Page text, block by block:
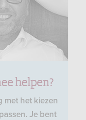
helpen?
met het kiezen
Je bent